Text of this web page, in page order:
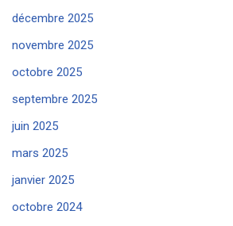
décembre 2025
novembre 2025
octobre 2025
septembre 2025
juin 2025
mars 2025
janvier 2025
octobre 2024